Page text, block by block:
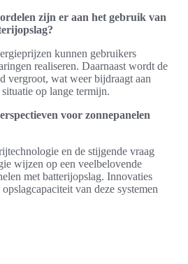
zijn er aan het gebruik van
kunnen gebruikers
realiseren. Daarnaast wordt de
vergroot, wat weer bijdraagt aan
op lange termijn.
voor zonnepanelen
en de stijgende vraag
wijzen op een veelbelovende
met batterijopslag. Innovaties
van deze systemen